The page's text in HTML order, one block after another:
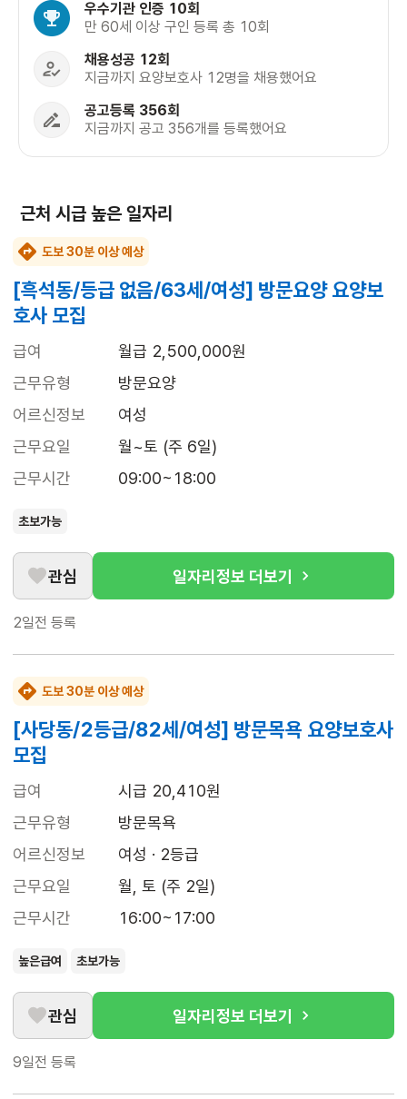
우수기관 인증 10회
만 60세 이상 구인 등록 총 10회
채용성공 12회
지금까지 요양보호사 12명을 채용했어요
공고등록 356회
지금까지 공고 356개를 등록했어요
근처 시급 높은 일자리
도보 30분 이상 예상
[흑석동/등급 없음/63세/여성] 방문요양 요양보
호사 모집
급여
월급 2,500,000원
근무유형
방문요양
어르신정보
여성
근무요일
월~토 (주 6일)
근무시간
09:00~18:00
초보가능
관심 일자리정보 더보기
2일전 등록
도보 30분 이상 예상
[사당동/2등급/82세/여성] 방문목욕 요양보호사
모집
급여
시급 20,410원
근무유형
방문목욕
어르신정보
여성 · 2등급
근무요일
월, 토 (주 2일)
근무시간
16:00~17:00
높은급여 초보가능
관심 일자리정보 더보기
9일전 등록